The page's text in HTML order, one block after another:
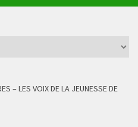
– LES VOIX DE LA JEUNESSE DE